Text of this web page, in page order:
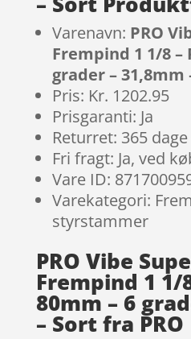
Varenavn: PRO
Frempind 1 1/8 –
grader – 31,8mm
Pris: Kr. 1202.95
Prisgaranti: Ja
Returret: 365
Fri fragt: Ja, ved
Vare ID:
Varekategori:
styrstammer
PRO Vibe
Frempind 1 1/
80mm – 6
– Sort fra PRO